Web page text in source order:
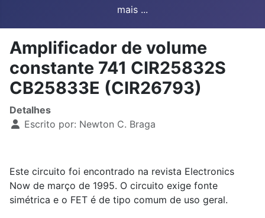
mais ...
Amplificador de volume
constante 741 CIR25832S
CB25833E (CIR26793)
Detalhes
Escrito por: Newton C. Braga
Este circuito foi encontrado na revista Electronics
Now de março de 1995. O circuito exige fonte
simétrica e o FET é de tipo comum de uso geral.